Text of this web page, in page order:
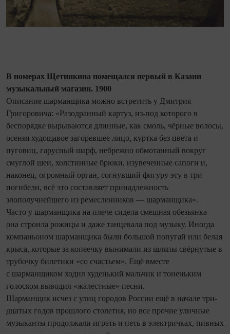
В номерах Щетинкина помещался первый в Казани
музыкальный магазин. 1900
Описание шарманщика можно встретить у Дмитрия
Григоровича: «Разодранный картуз, из-под которого в
беспорядке вырываются длинные, как смоль, чёрные волосы,
осеняя худощавое загоревшее лицо, куртка без цвета и
пуговиц, гарусный шарф, небрежно обмотанный вокруг
смуглой шеи, холстинные брюки, изувеченные сапоги и,
наконец, огромный орган, согнувший фигуру эту в три
погибели, всё это составляет принадлежность
злополучнейшего из ремесленников — шарманщика».
Часто у шарманщика на плече сидела смешная обезьянка —
она строила рожицы и даже танцевала под музыку. Иногда
компаньоном шарманщика были большой попугай или белая
крыса, которые за копеечку вынимали из шляпы свёрнутые в
трубочку билетики «со счастьем». Ещё вместе
с шарманщиком ходил худенький мальчик и тоненьким
голоском выводил «жалестные» песни.
Шарманщик исчез с улиц городов России ещё в начале три­
дцатых годов прошлого столетия, но все прочие уличные
музыканты продолжали играть и петь в электричках, пивных